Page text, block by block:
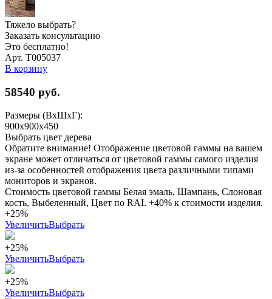
Тяжело выбрать?
Заказать консультацию
Это бесплатно!
Арт. Т005037
В корзину
58540 руб.
Размеры (ВхШхГ):
900x900x450
Выбрать цвет дерева
Обратите внимание! Отображение цветовой гаммы на вашем
экране может отличаться от цветовой гаммы самого изделия
из-за особенностей отображения цвета различными типами
мониторов и экранов.
Стоимость цветовой гаммы Белая эмаль, Шампань, Слоновая
кость, Выбеленный, Цвет по RAL +40% к стоимости изделия.
+25%
УвеличитьВыбрать
+25%
УвеличитьВыбрать
+25%
УвеличитьВыбрать